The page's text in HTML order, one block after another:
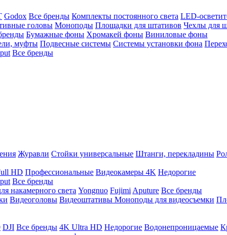
Godox Все бренды Комплекты постоянного света LED-
головы Моноподы Площадки для штативов Чехлы для
Бумажные фоны Хромакей фоны Виниловые фоны
муфты Подвесные системы Системы установки фона
Все бренды
Журавли Стойки универсальные Штанги, перекладины
HD Профессиональные Видеокамеры 4K Недорогие
Все бренды
накамерного света Yongnuo Fujimi Aputure Все бренды
Видеоголовы Видеоштативы Моноподы для видеосъемки
DJI Все бренды 4K Ultra HD Недорогие Водонепроницаемые